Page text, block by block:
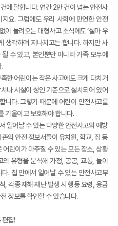
달합니다. 연간 2만 건이 넘는 안전사
요. 그럼에도 우리 사회에 만연한 안전
이 들려오는 대형사고 소식에도 ‘설마 우
생각하며 지나치고는 합니다. 하지만 사
수 있고, 본인뿐만 아니라 가족 모두에
.
한 어린이는 작은 사고에도 크게 다치거
나 시설이 성인 기준으로 설치되어 있어
니다. 그렇기 때문에 어린이 안전사고를
기울이고 보호해야 합니다.
일어날 수 있는 다양한 안전사고와 예방
의 안전 정보서들이 유치원, 학교, 집 등
린이가 마주칠 수 있는 모든 장소, 상황
유형을 분석해 가정, 공공, 교통, 놀이
. 집 안에서 일어날 수 있는 안전사고부
, 각종 재해·재난 발생 시 행동 요령, 응급
정보를 확인할 수 있습니다.
편집!